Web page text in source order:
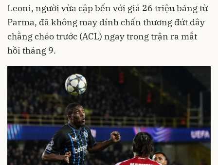
Leoni, người vừa cập bến với giá 26 triệu bảng từ
Parma, đã không may dính chấn thương đứt dây
chằng chéo trước (ACL) ngay trong trận ra mắt
hồi tháng 9.